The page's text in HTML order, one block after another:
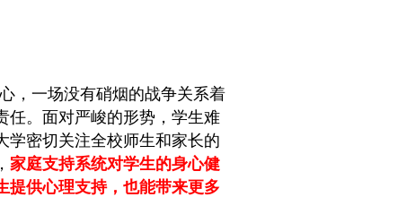
，一场没有硝烟的战争关系着
任。面对严峻的形势，学生难
学密切关注全校师生和家长的
家庭支持系统对学生的身心健
提供心理支持，也能带来更多